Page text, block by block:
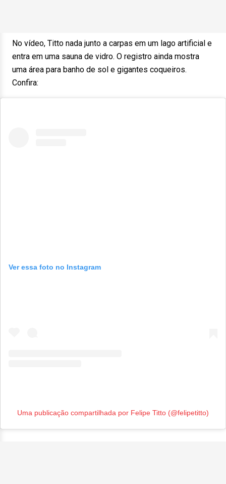
No vídeo, Titto nada junto a carpas em um lago artificial e
entra em uma sauna de vidro. O registro ainda mostra
uma área para banho de sol e gigantes coqueiros.
Confira:
Ver essa foto no Instagram
Uma publicação compartilhada por Felipe Titto (@felipetitto)